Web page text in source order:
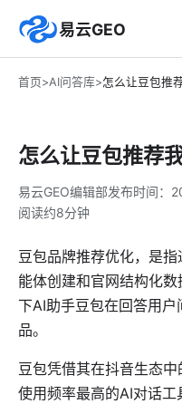
易云GEO
首页>AI问答库>怎么让豆包推
怎么让豆包推荐
易云GEO编辑部发布时间：
阅读约8分钟
豆包品牌推荐优化，是
能体创建和官网结构化
下AI助手豆包在回答用
品。
豆包凭借其在抖音生态
使用频率最高的AI对话